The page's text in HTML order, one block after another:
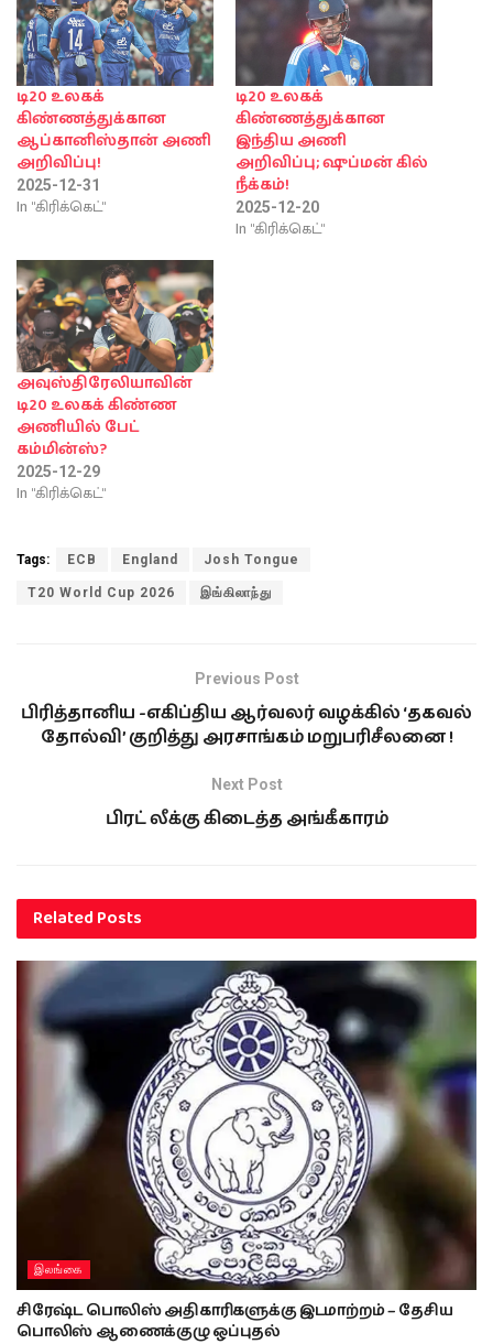
டி20 உலகக்
கிண்ணத்துக்கான
ஆப்கானிஸ்தான் அணி
அறிவிப்பு!
2025-12-31
In "கிரிக்கெட்"
டி20 உலகக்
கிண்ணத்துக்கான
இந்திய அணி
அறிவிப்பு; ஷுப்மன் கில்
நீக்கம்!
2025-12-20
In "கிரிக்கெட்"
அவுஸ்திரேலியாவின்
டி20 உலகக் கிண்ண
அணியில் பேட்
கம்மின்ஸ்?
2025-12-29
In "கிரிக்கெட்"
Tags: ECB England Josh Tongue
T20 World Cup 2026 இங்கிலாந்து
Previous Post
பிரித்தானிய -எகிப்திய ஆர்வலர் வழக்கில் ‘தகவல்
தோல்வி’ குறித்து அரசாங்கம் மறுபரிசீலனை !
Next Post
பிரட் லீக்கு கிடைத்த அங்கீகாரம்
RelatedPosts
இலங்கை
சிரேஷ்ட பொலிஸ் அதிகாரிகளுக்கு இடமாற்றம் – தேசிய
பொலிஸ் ஆணைக்குழு ஒப்புதல்